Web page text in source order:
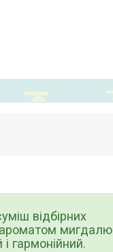
відбірних
ароматом мигдалю
гармонійний.